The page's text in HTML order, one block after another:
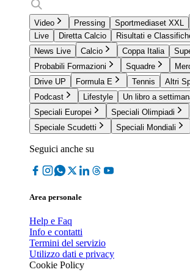
Video Pressing Sportmediaset XXL
Live
Diretta Calcio
Risultati e
News Live
Calcio Coppa Italia
Probabili Formazioni
Squadre
Drive UP
Formula E Tennis Altri
Podcast
Lifestyle
Un libro a
Speciali Europei
Speciali Olimpiadi
Speciale Scudetti
Speciali Mondiali
Seguici anche su
Area personale
Help e Faq
Info e contatti
Termini del servizio
Utilizzo dati e privacy
Cookie Policy